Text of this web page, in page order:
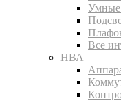
Умные
Все
НВА